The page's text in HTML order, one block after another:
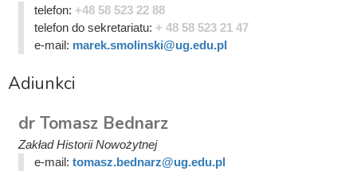
telefon: +48 58 523 22 88
telefon do sekretariatu: + 48 58 523 21 47
e-mail: marek.smolinski@ug.edu.pl
Adiunkci
dr Tomasz Bednarz
Zakład Historii Nowożytnej
e-mail: tomasz.bednarz@ug.edu.pl